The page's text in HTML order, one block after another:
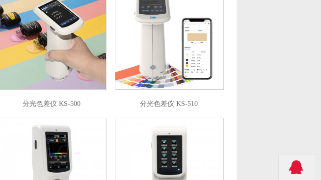
分光色差仪 KS-500 分光色差仪 KS-510
